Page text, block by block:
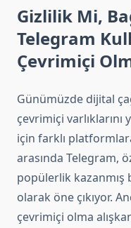
Gizlilik Mi,
Telegram
Çevrimiçi
Günümüzde dijital
çevrimiçi
için farklı
arasında Telegram,
popülerlik kazanmış
olarak öne çıkıyor.
çevrimiçi olma